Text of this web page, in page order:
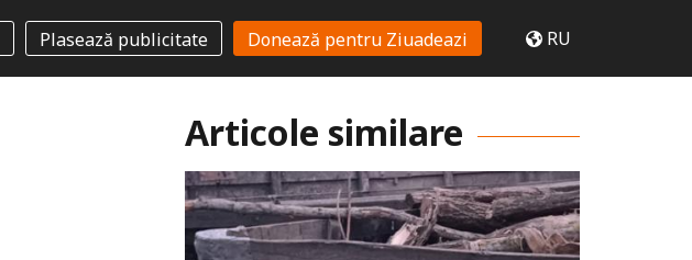
Plasează publicitate Donează pentru Ziuadeazi RU
Articole similare